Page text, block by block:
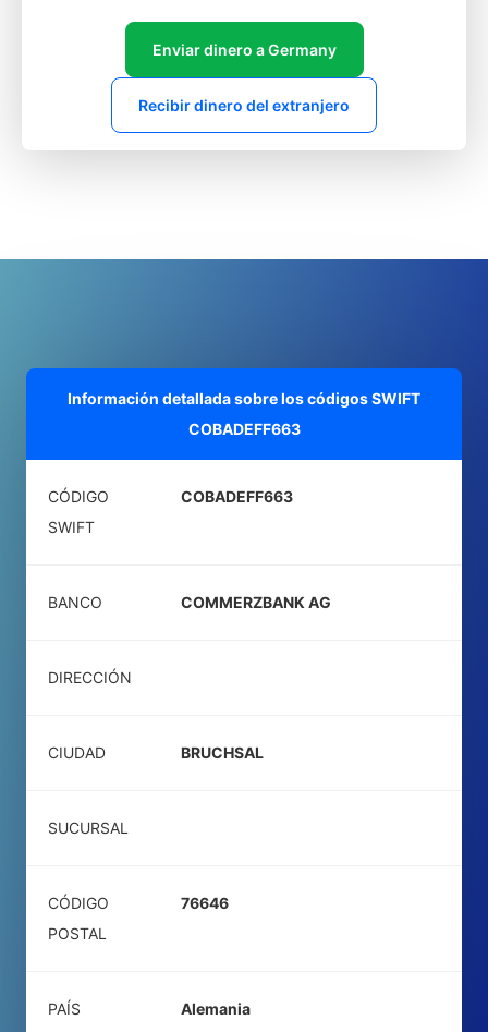
Enviar dinero a Germany
Recibir dinero del extranjero
Información detallada sobre los códigos SWIFT
COBADEFF663
CÓDIGO
SWIFT
COBADEFF663
BANCO COMMERZBANK AG
DIRECCIÓN
CIUDAD BRUCHSAL
SUCURSAL
CÓDIGO
POSTAL
76646
PAÍS Alemania